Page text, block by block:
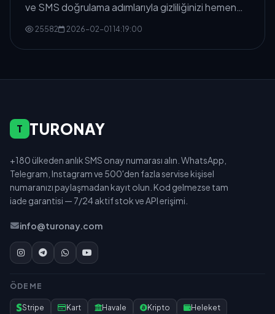
ve SMS doğrulama adımlarıyla gizliliğinizi hemen
25582 2026-02-01 14:19:00
T TURONAY
+180 ülkeden anlık SMS onay numarası alın. WhatsApp,
Telegram, Instagram ve 500'den fazla servise kişisel
numaranızı paylaşmadan kayıt olun. Kod gelmezse tam
iade garantisi — 7/24 aktif stok ve API erişimi.
info@turonay.com
ÖDEME
Stripe Kart Havale Kripto Heleket